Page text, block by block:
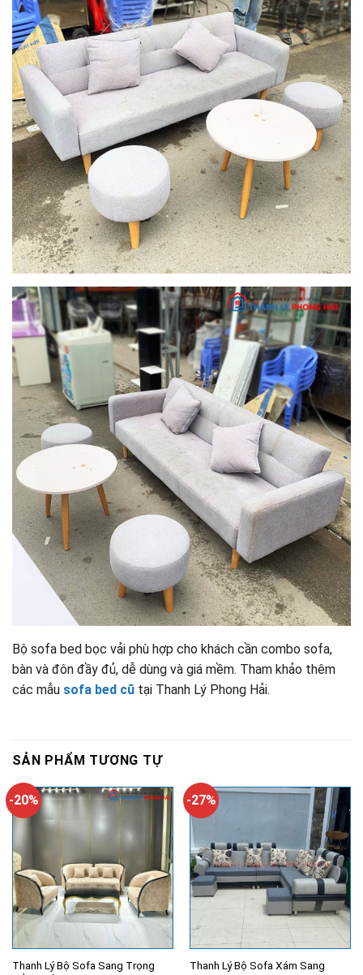
Bộ sofa bed bọc vải phù hợp cho khách cần combo sofa,
bàn và đôn đầy đủ, dễ dùng và giá mềm. Tham khảo thêm
các mẫu sofa bed cũ tại Thanh Lý Phong Hải.
SẢN PHẨM TƯƠNG TỰ
-20%
Thanh Lý Bộ Sofa Sang Trọng
-27%
Thanh Lý Bộ Sofa Xám Sang